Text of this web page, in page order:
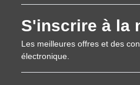
S'inscrire à la
Les meilleures offres et des
électronique.